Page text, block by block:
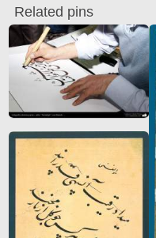
Related pins